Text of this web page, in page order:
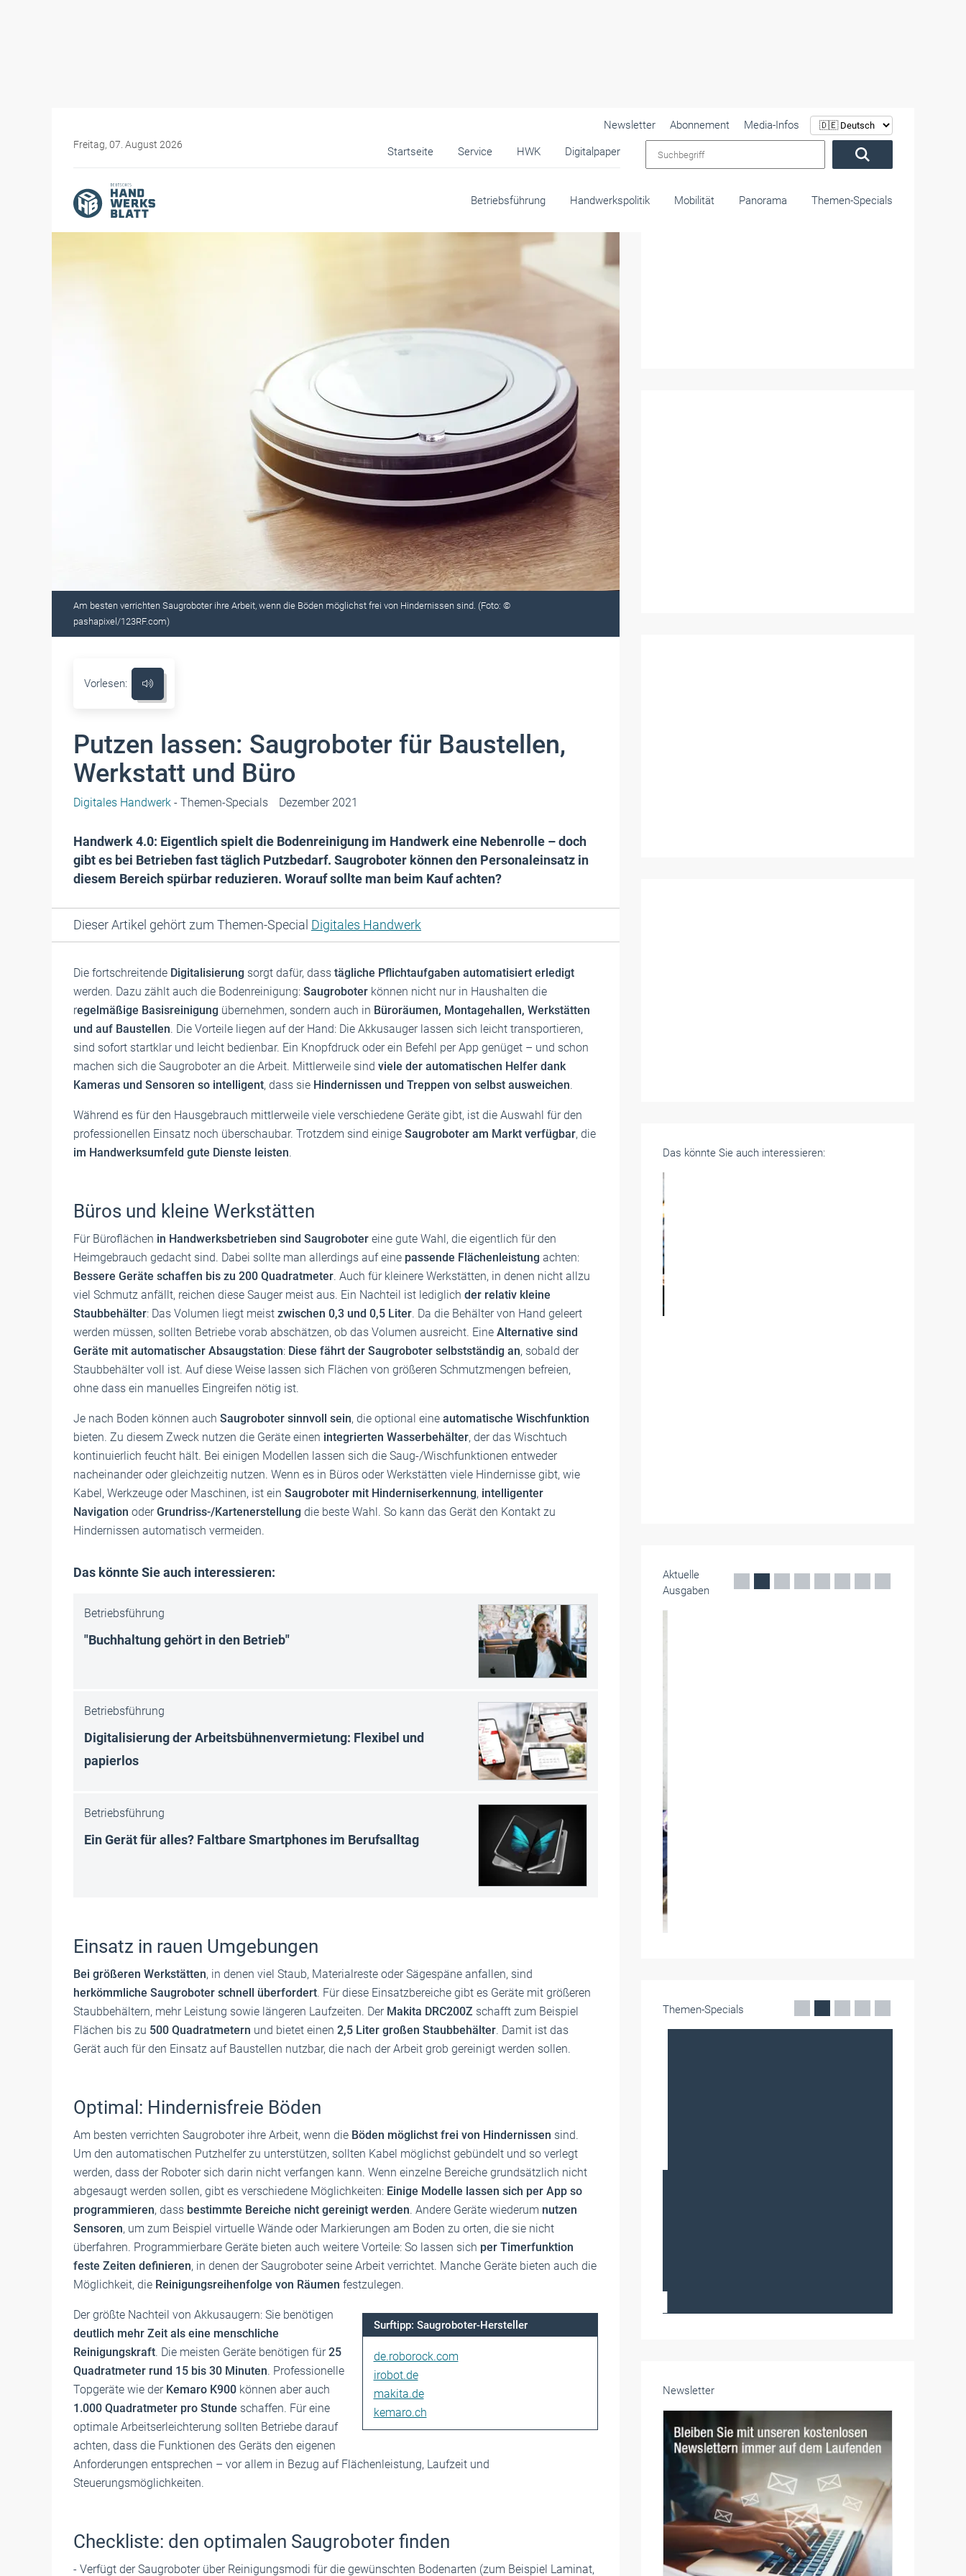
Freitag, 07. August 2026
Startseite Service HWK Digitalpaper
Newsletter Abonnement
Media-Infos
Betriebsführung Handwerkspolitik Mobilität Panorama Themen-Specials
Am besten verrichten Saugroboter ihre Arbeit, wenn die Böden möglichst frei von Hindernissen sind. (Foto: ©
pashapixel/123RF.com)
Vorlesen:
Putzen lassen: Saugroboter für Baustellen,
Werkstatt und Büro
Digitales Handwerk - Themen-Specials Dezember 2021
Handwerk 4.0: Eigentlich spielt die Bodenreinigung im Handwerk eine Nebenrolle – doch
gibt es bei Betrieben fast täglich Putzbedarf. Saugroboter können den Personaleinsatz in
diesem Bereich spürbar reduzieren. Worauf sollte man beim Kauf achten?
Dieser Artikel gehört zum Themen-Special Digitales Handwerk
Die fortschreitende Digitalisierung sorgt dafür, dass tägliche Pflichtaufgaben automatisiert erledigt
werden. Dazu zählt auch die Bodenreinigung: Saugroboter können nicht nur in Haushalten die
regelmäßige Basisreinigung übernehmen, sondern auch in Büroräumen, Montagehallen, Werkstätten
und auf Baustellen. Die Vorteile liegen auf der Hand: Die Akkusauger lassen sich leicht transportieren,
sind sofort startklar und leicht bedienbar. Ein Knopfdruck oder ein Befehl per App genüget – und schon
machen sich die Saugroboter an die Arbeit. Mittlerweile sind viele der automatischen Helfer dank
Kameras und Sensoren so intelligent, dass sie Hindernissen und Treppen von selbst ausweichen.
Während es für den Hausgebrauch mittlerweile viele verschiedene Geräte gibt, ist die Auswahl für den
professionellen Einsatz noch überschaubar. Trotzdem sind einige Saugroboter am Markt verfügbar, die
im Handwerksumfeld gute Dienste leisten.
Büros und kleine Werkstätten
Für Büroflächen in Handwerksbetrieben sind Saugroboter eine gute Wahl, die eigentlich für den
Heimgebrauch gedacht sind. Dabei sollte man allerdings auf eine passende Flächenleistung achten:
Bessere Geräte schaffen bis zu 200 Quadratmeter. Auch für kleinere Werkstätten, in denen nicht allzu
viel Schmutz anfällt, reichen diese Sauger meist aus. Ein Nachteil ist lediglich der relativ kleine
Staubbehälter: Das Volumen liegt meist zwischen 0,3 und 0,5 Liter. Da die Behälter von Hand geleert
werden müssen, sollten Betriebe vorab abschätzen, ob das Volumen ausreicht. Eine Alternative sind
Geräte mit automatischer Absaugstation: Diese fährt der Saugroboter selbstständig an, sobald der
Staubbehälter voll ist. Auf diese Weise lassen sich Flächen von größeren Schmutzmengen befreien,
ohne dass ein manuelles Eingreifen nötig ist.
Je nach Boden können auch Saugroboter sinnvoll sein, die optional eine automatische Wischfunktion
bieten. Zu diesem Zweck nutzen die Geräte einen integrierten Wasserbehälter, der das Wischtuch
kontinuierlich feucht hält. Bei einigen Modellen lassen sich die Saug-/Wischfunktionen entweder
nacheinander oder gleichzeitig nutzen. Wenn es in Büros oder Werkstätten viele Hindernisse gibt, wie
Kabel, Werkzeuge oder Maschinen, ist ein Saugroboter mit Hinderniserkennung, intelligenter
Navigation oderGrundriss-/Kartenerstellung die beste Wahl. So kann das Gerät den Kontakt zu
Hindernissen automatisch vermeiden.
Das könnte Sie auch interessieren:
Betriebsführung
"Buchhaltung gehört in den Betrieb"
Betriebsführung
Digitalisierung der Arbeitsbühnenvermietung: Flexibel und
papierlos
Betriebsführung
Ein Gerät für alles? Faltbare Smartphones im Berufsalltag
Einsatz in rauen Umgebungen
Bei größeren Werkstätten, in denen viel Staub, Materialreste oder Sägespäne anfallen, sind
herkömmliche Saugroboter schnell überfordert. Für diese Einsatzbereiche gibt es Geräte mit größeren
Staubbehältern, mehr Leistung sowie längeren Laufzeiten. Der Makita DRC200Z schafft zum Beispiel
Flächen bis zu 500 Quadratmetern und bietet einen 2,5 Liter großen Staubbehälter. Damit ist das
Gerät auch für den Einsatz auf Baustellen nutzbar, die nach der Arbeit grob gereinigt werden sollen.
Optimal: Hindernisfreie Böden
Am besten verrichten Saugroboter ihre Arbeit, wenn die Böden möglichst frei von Hindernissen sind.
Um den automatischen Putzhelfer zu unterstützen, sollten Kabel möglichst gebündelt und so verlegt
werden, dass der Roboter sich darin nicht verfangen kann. Wenn einzelne Bereiche grundsätzlich nicht
abgesaugt werden sollen, gibt es verschiedene Möglichkeiten: Einige Modelle lassen sich per App so
programmieren, dass bestimmte Bereiche nicht gereinigt werden. Andere Geräte wiederum nutzen
Sensoren, um zum Beispiel virtuelle Wände oder Markierungen am Boden zu orten, die sie nicht
überfahren. Programmierbare Geräte bieten auch weitere Vorteile: So lassen sich per Timerfunktion
feste Zeiten definieren, in denen der Saugroboter seine Arbeit verrichtet. Manche Geräte bieten auch die
Möglichkeit, die Reinigungsreihenfolge von Räumen festzulegen.
Surftipp: Saugroboter-Hersteller
de.roborock.com
irobot.de
makita.de
kemaro.ch
Der größte Nachteil von Akkusaugern: Sie benötigen
deutlich mehr Zeit als eine menschliche
Reinigungskraft. Die meisten Geräte benötigen für25
Quadratmeter rund 15 bis 30 Minuten. Professionelle
Topgeräte wie der Kemaro K900 können aber auch
1.000 Quadratmeter pro Stunde schaffen. Für eine
optimale Arbeitserleichterung sollten Betriebe darauf
achten, dass die Funktionen des Geräts den eigenen
Anforderungen entsprechen – vor allem in Bezug auf Flächenleistung, Laufzeit und
Steuerungsmöglichkeiten.
Checkliste: den optimalen Saugroboter finden
- Verfügt der Saugroboter über Reinigungsmodi für die gewünschten Bodenarten (zum Beispiel Laminat,
Das könnte Sie auch interessieren:
Aktuelle
Ausgaben
Themen-Specials
Unsere Themen-Specials im Überblick
Newsletter